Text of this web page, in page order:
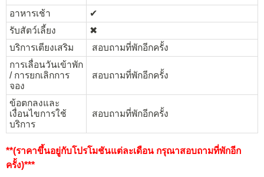
อาหารเช้า
✔︎
รับสัตว์เลี้ยง
✖︎
บริการเตียงเสริม
สอบถามที่พักอีกครั้ง
การเลื่อนวันเข้าพัก
/ การยกเลิกการ
จอง
สอบถามที่พักอีกครั้ง
ข้อตกลงและ
เงื่อนไขการใช้
บริการ
สอบถามที่พักอีกครั้ง
**(ราคาขึ้นอยู่กับโปรโมชันแต่ละเดือน กรุณาสอบถามที่พักอีก
ครั้ง)***